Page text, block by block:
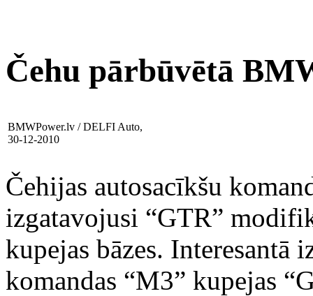
Čehu pārbūvētā
BMWPower.lv / DELFI Auto,
30-12-2010
Čehijas autosacīkšu
izgatavojusi “GTR”
kupejas bāzes. Interesantā
komandas “M3” kupejas